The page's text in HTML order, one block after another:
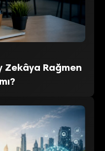
Zekâya Rağmen